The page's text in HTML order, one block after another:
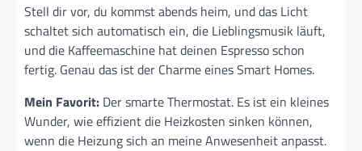
Stell dir vor, du kommst abends heim, und das Licht
schaltet sich automatisch ein, die Lieblingsmusik läuft,
und die Kaffeemaschine hat deinen Espresso schon
fertig. Genau das ist der Charme eines Smart Homes.
Mein Favorit: Der smarte Thermostat. Es ist ein kleines
Wunder, wie effizient die Heizkosten sinken können,
wenn die Heizung sich an meine Anwesenheit anpasst.